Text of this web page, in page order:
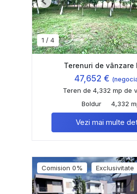
1 / 4
Previous
Terenuri de vânzare
47,652 €
Teren de 4,332 mp de
Boldur
4,332
Vezi mai multe
Comision 0% Exclusivitate